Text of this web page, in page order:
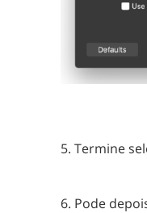
5. Termine
6. Pode